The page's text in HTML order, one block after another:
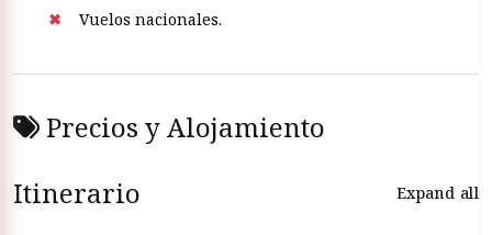
Vuelos nacionales.
Precios y Alojamiento
Itinerario
Expand all